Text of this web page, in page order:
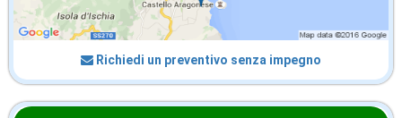
Richiedi un preventivo senza impegno